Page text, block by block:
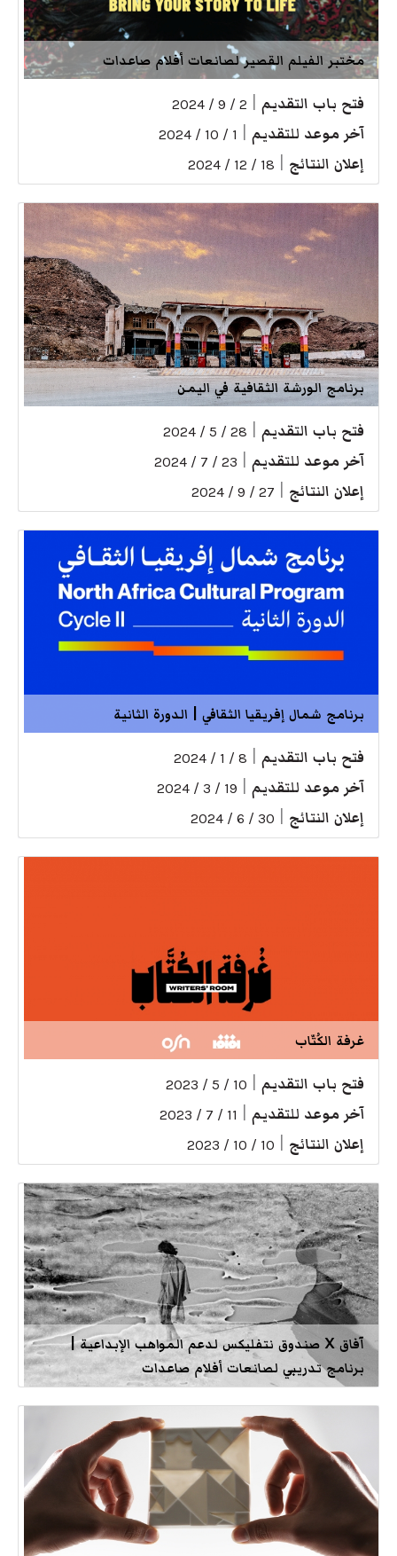
مختبر الفيلم القصير لصانعات أفلام صاعدات
فتح باب التقديم 2 / 9 / 2024
آخر موعد للتقديم 1 / 10 / 2024
إعلان النتائج 18 / 12 / 2024
برنامج الورشة الثقافية في اليمن
فتح باب التقديم 28 / 5 / 2024
آخر موعد للتقديم 23 / 7 / 2024
إعلان النتائج 27 / 9 / 2024
برنامج شمال إفريقيا الثقافي | الدورة الثانية
فتح باب التقديم 8 / 1 / 2024
آخر موعد للتقديم 19 / 3 / 2024
إعلان النتائج 30 / 6 / 2024
غرفة الكُتّاب
فتح باب التقديم 10 / 5 / 2023
آخر موعد للتقديم 11 / 7 / 2023
إعلان النتائج 10 / 10 / 2023
آفاق X صندوق نتفليكس لدعم المواهب الإبداعية |
برنامج تدريبي لصانعات أفلام صاعدات